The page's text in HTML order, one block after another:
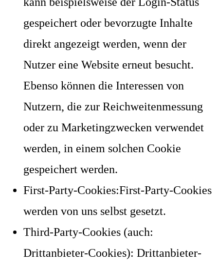
gespeichert oder bevorzugte Inhalte
direkt angezeigt werden, wenn der
Nutzer eine Website erneut besucht.
Ebenso können die Interessen von
Nutzern, die zur Reichweitenmessung
oder zu Marketingzwecken verwendet
werden, in einem solchen Cookie
gespeichert werden.
First-Party-Cookies:First-Party-Cookies
werden von uns selbst gesetzt.
Third-Party-Cookies (auch:
Drittanbieter-Cookies): Drittanbieter-